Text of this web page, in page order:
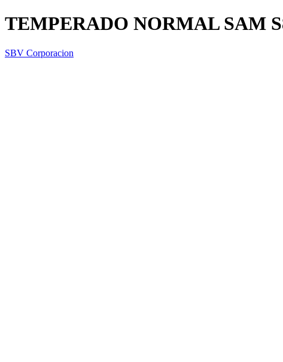
TEMPERADO NORMAL SAM
SBV Corporacion